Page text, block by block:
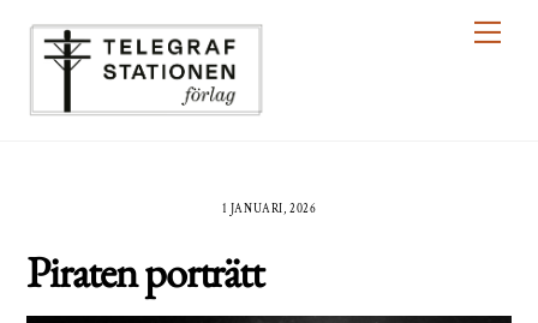
1 JANUARI, 2026
Piraten porträtt